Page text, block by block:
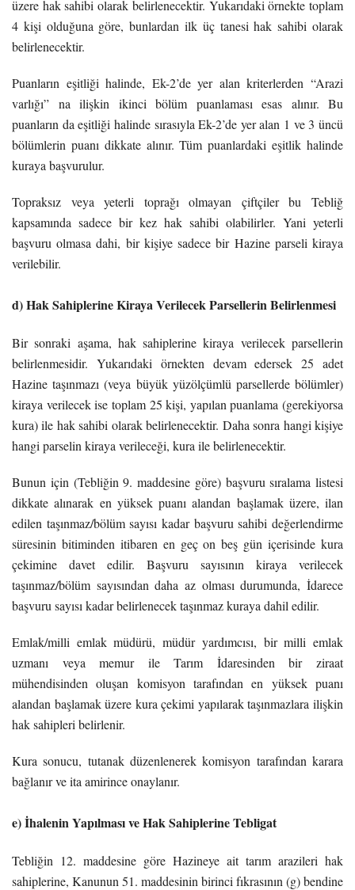
üzere hak sahibi olarak belirlenecektir. Yukarıdaki örnekte toplam
4 kişi olduğuna göre, bunlardan ilk üç tanesi hak sahibi olarak
belirlenecektir.
Puanların eşitliği halinde, Ek-2’de yer alan kriterlerden “Arazi
varlığı” na ilişkin ikinci bölüm puanlaması esas alınır. Bu
puanların da eşitliği halinde sırasıyla Ek-2’de yer alan 1 ve 3 üncü
bölümlerin puanı dikkate alınır. Tüm puanlardaki eşitlik halinde
kuraya başvurulur.
Topraksız veya yeterli toprağı olmayan çiftçiler bu Tebliğ
kapsamında sadece bir kez hak sahibi olabilirler. Yani yeterli
başvuru olmasa dahi, bir kişiye sadece bir Hazine parseli kiraya
verilebilir.
d) Hak Sahiplerine Kiraya Verilecek Parsellerin Belirlenmesi
Bir sonraki aşama, hak sahiplerine kiraya verilecek parsellerin
belirlenmesidir. Yukarıdaki örnekten devam edersek 25 adet
Hazine taşınmazı (veya büyük yüzölçümlü parsellerde bölümler)
kiraya verilecek ise toplam 25 kişi, yapılan puanlama (gerekiyorsa
kura) ile hak sahibi olarak belirlenecektir. Daha sonra hangi kişiye
hangi parselin kiraya verileceği, kura ile belirlenecektir.
Bunun için (Tebliğin 9. maddesine göre) başvuru sıralama listesi
dikkate alınarak en yüksek puanı alandan başlamak üzere, ilan
edilen taşınmaz/bölüm sayısı kadar başvuru sahibi değerlendirme
süresinin bitiminden itibaren en geç on beş gün içerisinde kura
çekimine davet edilir. Başvuru sayısının kiraya verilecek
taşınmaz/bölüm sayısından daha az olması durumunda, İdarece
başvuru sayısı kadar belirlenecek taşınmaz kuraya dahil edilir.
Emlak/milli emlak müdürü, müdür yardımcısı, bir milli emlak
uzmanı veya memur ile Tarım İdaresinden bir ziraat
mühendisinden oluşan komisyon tarafından en yüksek puanı
alandan başlamak üzere kura çekimi yapılarak taşınmazlara ilişkin
hak sahipleri belirlenir.
Kura sonucu, tutanak düzenlenerek komisyon tarafından karara
bağlanır ve ita amirince onaylanır.
e) İhalenin Yapılması ve Hak Sahiplerine Tebligat
Tebliğin 12. maddesine göre Hazineye ait tarım arazileri hak
sahiplerine, Kanunun 51. maddesinin birinci fıkrasının (g) bendine